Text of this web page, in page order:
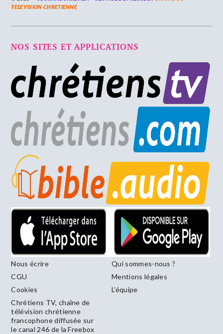
TELEVISION CHRETIENNE
NOS SITES ET APPLICATIONS
Nous écrire
Qui sommes-nous ?
CGU
Mentions légales
Cookies
L’équipe
Chrétiens TV, chaîne de
télévision chrétienne
francophone diffusée sur
le canal 246 de la Freebox